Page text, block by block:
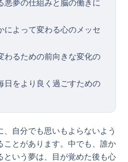
悪夢の仕組みと脳の働きに
によって変わる心のメッセ
わるための前向きな変化の
日をより良く過ごすための
自分でも思いもよらないよう
ことがあります。中でも、誰か
という夢は、目が覚めた後も心